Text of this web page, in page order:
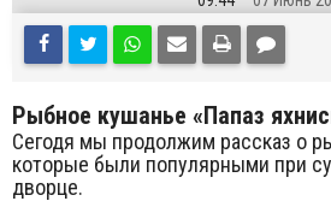
Рыбное кушанье «Папаз
Сегодя мы продолжим рассказ о
которые были популярными при
дворце.